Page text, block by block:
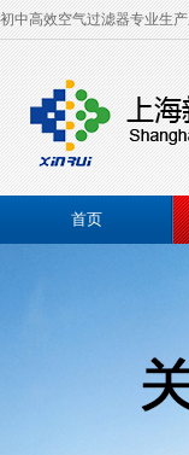
初中高效空气过滤器专业生
首页